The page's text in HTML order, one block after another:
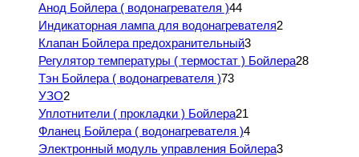
Анод Бойлера ( водонагревателя )44
Индикаторная лампа для водонагревателя2
Клапан Бойлера предохранительный3
Регулятор температуры ( термостат ) Бойлера28
Тэн Бойлера ( водонагревателя )73
УЗО2
Уплотнители ( прокладки ) Бойлера21
Фланец Бойлера ( водонагревателя )4
Электронный модуль управления Бойлера3